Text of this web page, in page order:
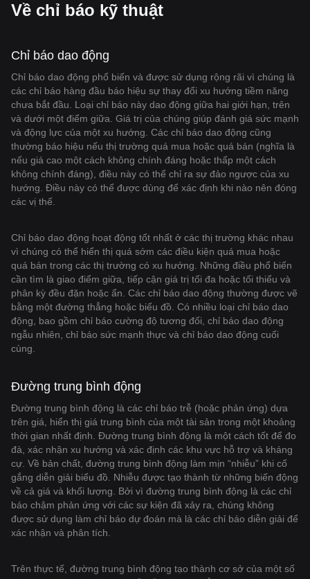
Về chỉ báo kỹ thuật
Chỉ báo dao động
Chỉ báo dao động phổ biến và được sử dụng rộng rãi vì chúng là
các chỉ báo hàng đầu báo hiệu sự thay đổi xu hướng tiềm năng
chưa bắt đầu. Loại chỉ báo này dao động giữa hai giới hạn, trên
và dưới một điểm giữa. Giá trị của chúng giúp đánh giá sức mạnh
và động lực của một xu hướng. Các chỉ báo dao động cũng
thường báo hiệu nếu thị trường quá mua hoặc quá bán (nghĩa là
nếu giá cao một cách không chính đáng hoặc thấp một cách
không chính đáng), điều này có thể chỉ ra sự đảo ngược của xu
hướng. Điều này có thể được dùng để xác định khi nào nên đóng
các vị thế.
Chỉ báo dao động hoạt động tốt nhất ở các thị trường khác nhau
vì chúng có thể hiển thị quá sớm các điều kiện quá mua hoặc
quá bán trong các thị trường có xu hướng. Những điều phổ biến
cần tìm là giao điểm giữa, tiếp cận giá trị tối đa hoặc tối thiểu và
phân kỳ đều đặn hoặc ẩn. Các chỉ báo dao động thường được vẽ
bằng một đường thẳng hoặc biểu đồ. Có nhiều loại chỉ báo dao
động, bao gồm chỉ báo cường độ tương đối, chỉ báo dao động
ngẫu nhiên, chỉ báo sức mạnh thực và chỉ báo dao động cuối
cùng.
Đường trung bình động
Đường trung bình động là các chỉ báo trễ (hoặc phản ứng) dựa
trên giá, hiển thị giá trung bình của một tài sản trong một khoảng
thời gian nhất định. Đường trung bình động là một cách tốt để đo
đà, xác nhận xu hướng và xác định các khu vực hỗ trợ và kháng
cự. Về bản chất, đường trung bình động làm mịn “nhiễu” khi cố
gắng diễn giải biểu đồ. Nhiễu được tạo thành từ những biến động
về cả giá và khối lượng. Bởi vì đường trung bình động là các chỉ
báo chậm phản ứng với các sự kiện đã xảy ra, chúng không
được sử dụng làm chỉ báo dự đoán mà là các chỉ báo diễn giải để
xác nhận và phân tích.
Trên thực tế, đường trung bình động tạo thành cơ sở của một số